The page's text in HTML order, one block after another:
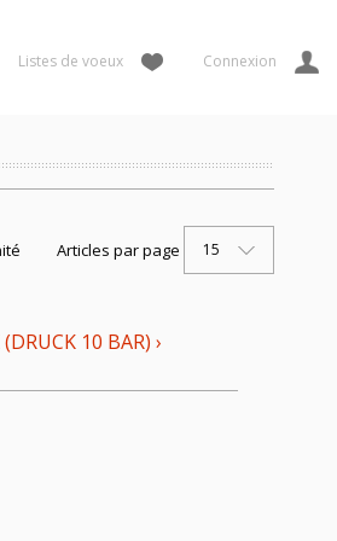
Listes de voeux Connexion
Articles par page 15
10 BAR) ›